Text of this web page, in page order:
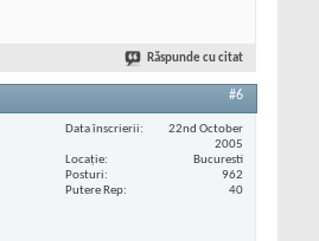
Răspunde cu citat
#6
Data înscrierii
22nd October
2005
Locaţie
Bucuresti
Posturi
962
Putere Rep
40